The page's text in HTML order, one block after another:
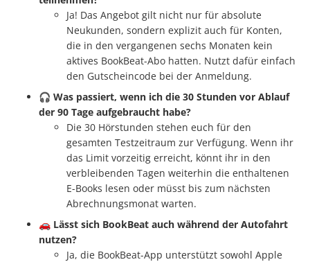
Ja! Das Angebot gilt nicht nur für absolute
Neukunden, sondern explizit auch für Konten,
die in den vergangenen sechs Monaten kein
aktives BookBeat-Abo hatten. Nutzt dafür einfach
den Gutscheincode bei der Anmeldung.
🎧 Was passiert, wenn ich die 30 Stunden vor Ablauf
der 90 Tage aufgebraucht habe?
Die 30 Hörstunden stehen euch für den
gesamten Testzeitraum zur Verfügung. Wenn ihr
das Limit vorzeitig erreicht, könnt ihr in den
verbleibenden Tagen weiterhin die enthaltenen
E-Books lesen oder müsst bis zum nächsten
Abrechnungsmonat warten.
🚗 Lässt sich BookBeat auch während der Autofahrt
nutzen?
Ja, die BookBeat-App unterstützt sowohl Apple